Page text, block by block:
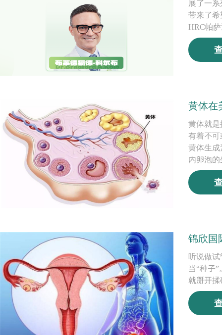
展了一
带来了希
HRC帕
黄体在
黄体就是
有着不可
黄体生成
内卵泡
锦欣国
听说做
当“种子
就掰开